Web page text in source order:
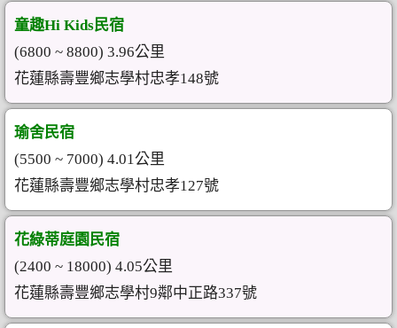
童趣Hi Kids民宿
(6800 ~ 8800) 3.96公里
花蓮縣壽豐鄉志學村忠孝148號
瑜舍民宿
(5500 ~ 7000) 4.01公里
花蓮縣壽豐鄉志學村忠孝127號
花綠蒂庭園民宿
(2400 ~ 18000) 4.05公里
花蓮縣壽豐鄉志學村9鄰中正路337號